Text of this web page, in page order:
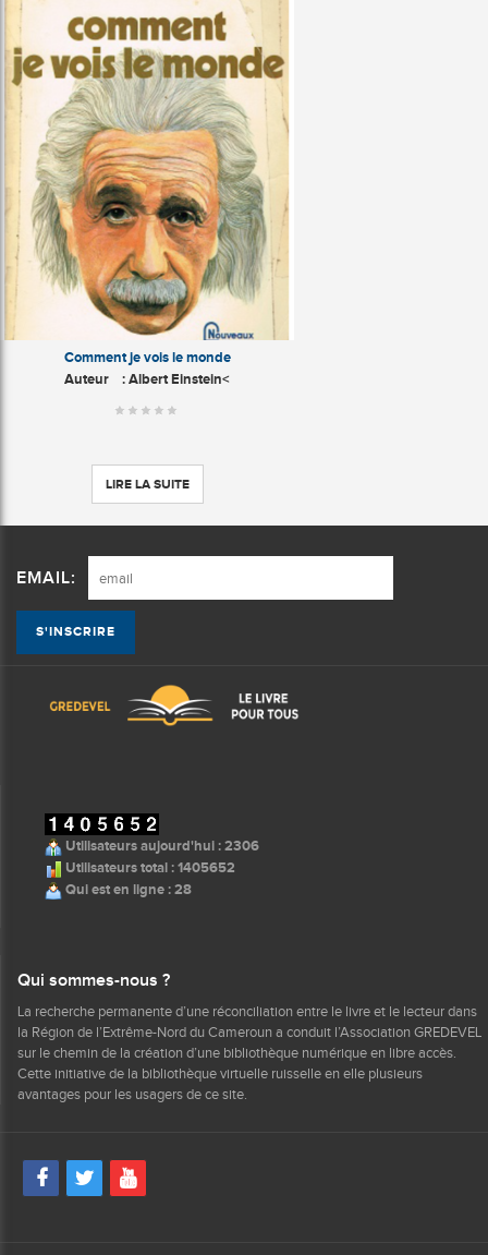
Comment je vois le monde
Auteur : Albert Einstein<
LIRE LA SUITE
EMAIL:
Utilisateurs aujourd'hui : 2306
Utilisateurs total : 1405652
Qui est en ligne : 28
Qui sommes-nous ?
La recherche permanente d’une réconciliation entre le livre et le lecteur dans
la Région de l’Extrême-Nord du Cameroun a conduit l’Association GREDEVEL
sur le chemin de la création d’une bibliothèque numérique en libre accès.
Cette initiative de la bibliothèque virtuelle ruisselle en elle plusieurs
avantages pour les usagers de ce site.